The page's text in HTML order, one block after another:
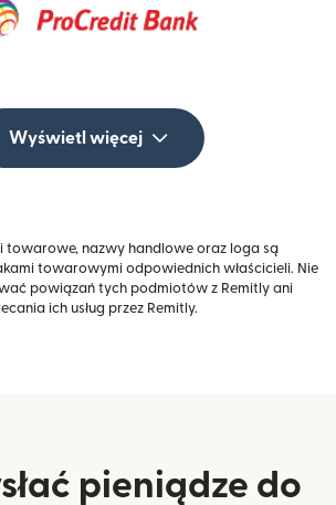
Wyświetl więcej
towarowe, nazwy handlowe oraz loga są
towarowymi odpowiednich właścicieli. Nie
powiązań tych podmiotów z Remitly ani
ich usług przez Remitly.
pieniądze do